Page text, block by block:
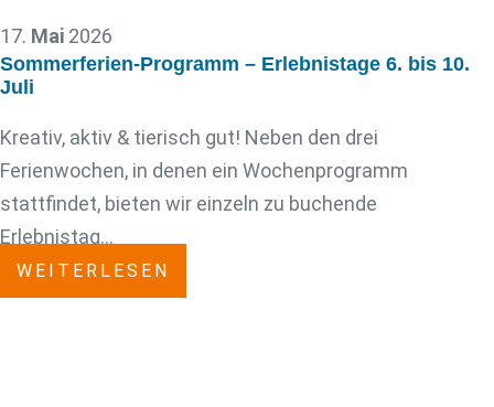
17. Mai 2026
Sommerferien-Programm – Erlebnistage 6. bis 10.
Juli
Kreativ, aktiv & tierisch gut! Neben den drei
Ferienwochen, in denen ein Wochenprogramm
stattfindet, bieten wir einzeln zu buchende
Erlebnistag…
WEITERLESEN